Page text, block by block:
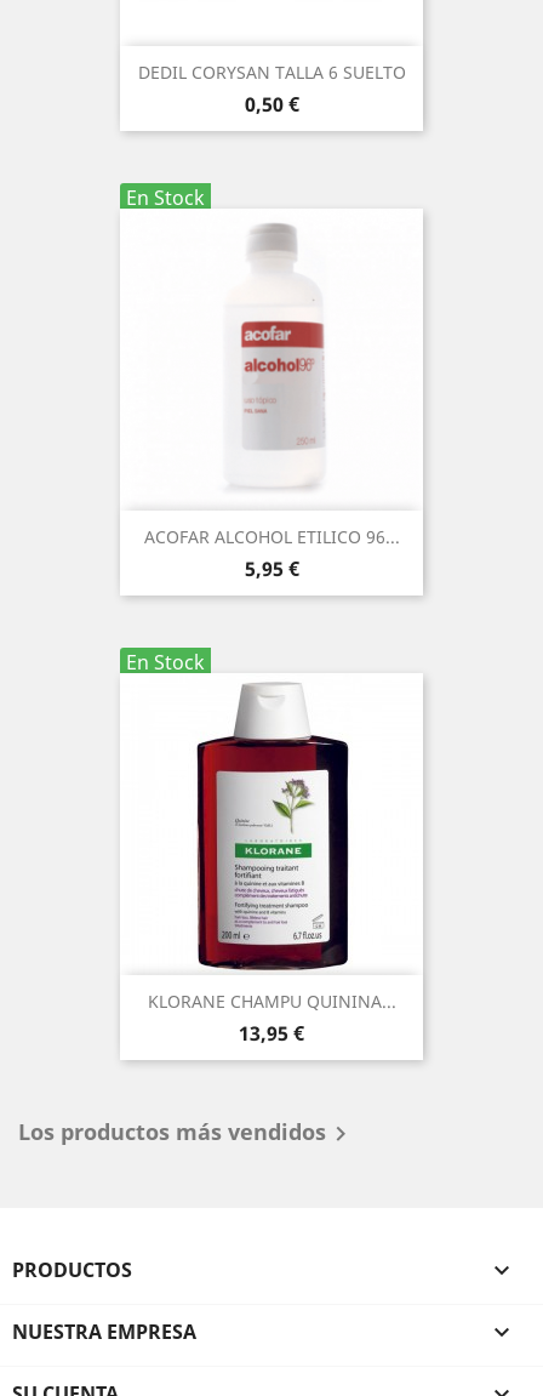
DEDIL CORYSAN TALLA 6 SUELTO
Precio
0,50 €
En Stock
ACOFAR ALCOHOL ETILICO 96...
Precio
5,95 €
En Stock
KLORANE CHAMPU QUININA...
Precio
13,95 €
Los productos más vendidos 
PRODUCTOS 
NUESTRA EMPRESA 